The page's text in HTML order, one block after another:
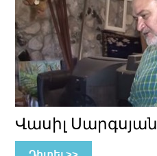
Վասիլ Սարգսյան